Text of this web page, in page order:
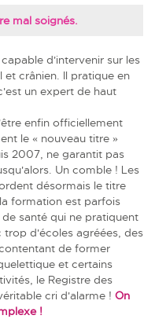
mal soignés.
d'intervenir sur les
crânien. Il pratique en
un expert de haut
enfin officiellement
le « nouveau titre »
2007, ne garantit pas
Un comble ! Les
désormais le titre
formation est parfois
santé qui ne pratiquent
trop d'écoles agréées, des
de former
et certains
le Registre des
cri d'alarme ! On
!